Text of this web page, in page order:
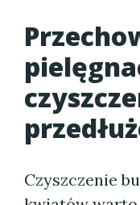
Czyszczenie